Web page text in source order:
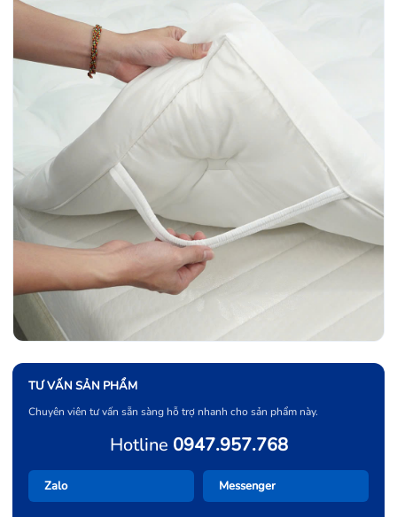
TƯ VẤN SẢN PHẨM
Chuyên viên tư vấn sẵn sàng hỗ trợ nhanh cho sản phẩm này.
Hotline 0947.957.768
Zalo Messenger